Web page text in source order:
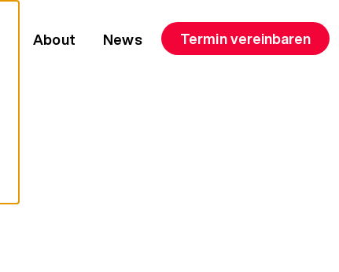
About News Termin vereinbaren